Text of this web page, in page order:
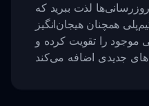
لذت ببرید که
همچنان هیجان‌انگیز
موجود را تقویت کرده و